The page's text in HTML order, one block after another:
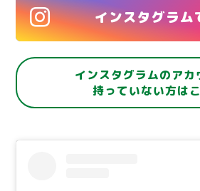
インスタグラム
インスタグラムのアカ
持っていない方は